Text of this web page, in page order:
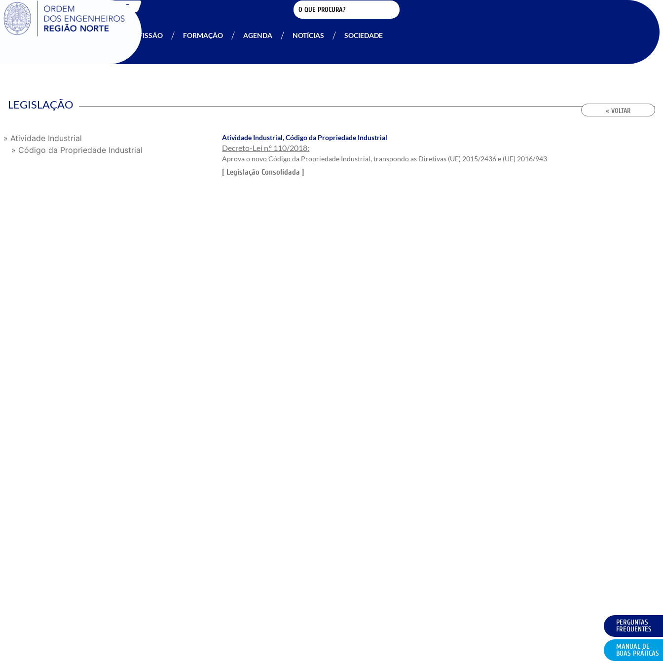
SIGOE
A OERN PROFISSÃO FORMAÇÃO AGENDA NOTÍCIAS SOCIEDADE
« VOLTAR
LEGISLAÇÃO
» Atividade Industrial
» Código da Propriedade Industrial
Atividade Industrial,Código da Propriedade Industrial
Decreto-Lei n.º 110/2018:
Aprova o novo Código da Propriedade Industrial, transpondo as Diretivas (UE) 2015/2436 e (UE) 2016/943
[ Legislação Consolidada ]
PERGUNTAS
FREQUENTES
MANUAL DE
BOAS PRÁTICAS